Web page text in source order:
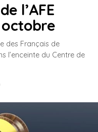
l’AFE
octobre
des Français de
l’enceinte du Centre de